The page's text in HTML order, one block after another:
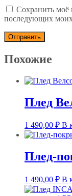
Сохранить моё
последующих
Похожие
Плед
1 490,00 ₽ В
Плед-
1 490,00 ₽ В